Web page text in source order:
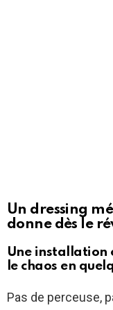
Un dressing
donne dès le
Une installation
le chaos en
Pas de perceuse,